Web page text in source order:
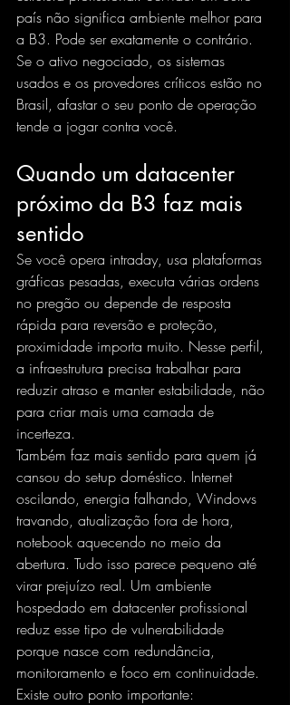
país não significa ambiente melhor para
a B3. Pode ser exatamente o contrário.
Se o ativo negociado, os sistemas
usados e os provedores críticos estão no
Brasil, afastar o seu ponto de operação
tende a jogar contra você.
Quando um datacenter
próximo da B3 faz mais
sentido
Se você opera intraday, usa plataformas
gráficas pesadas, executa várias ordens
no pregão ou depende de resposta
rápida para reversão e proteção,
proximidade importa muito. Nesse perfil,
a infraestrutura precisa trabalhar para
reduzir atraso e manter estabilidade, não
para criar mais uma camada de
incerteza.
Também faz mais sentido para quem já
cansou do setup doméstico. Internet
oscilando, energia falhando, Windows
travando, atualização fora de hora,
notebook aquecendo no meio da
abertura. Tudo isso parece pequeno até
virar prejuízo real. Um ambiente
hospedado em datacenter profissional
reduz esse tipo de vulnerabilidade
porque nasce com redundância,
monitoramento e foco em continuidade.
Existe outro ponto importante: